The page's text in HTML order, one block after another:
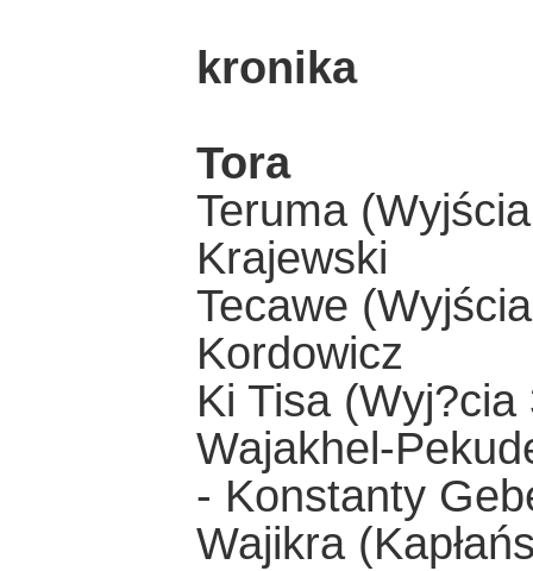
kronika
Tora
Teruma
Krajewski
Tecawe
Kordowicz
Ki Tisa
Wajakhel-
- Konstanty
Wajikra